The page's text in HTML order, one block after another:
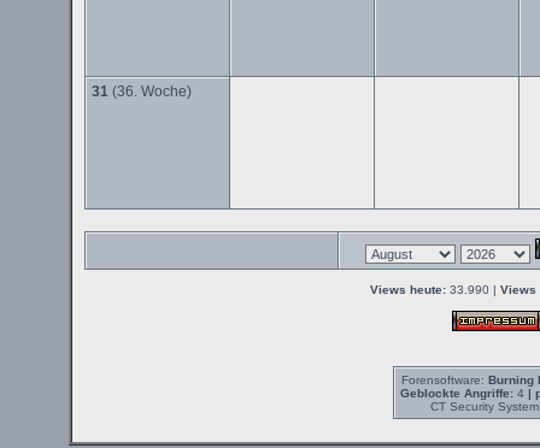
31(36. Woche)
Views heute: 33.990 | Views
Forensoftware: Burning
Geblockte Angriffe:4 |
CT Security